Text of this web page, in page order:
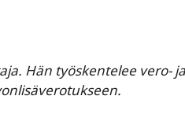
Hän työskentelee vero-